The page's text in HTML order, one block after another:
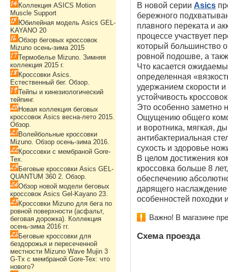
В новой серии Asics
бережного
плавного переката и
процессе участвует
который большинство
ровной подошве, а
Что касается
определенная
удержанием скорости и
устойчивость
Это особенно заметно
Ощущению общего
и воротника, мягкая,
антибактериальная
сухость и здоровье
В целом достижения
кроссовка больше 8
обеспечению
дарящего
особенностей походки
Важно! В магазине
Схема проезда
Коллекция ASICS Motion
Muscle Support
Юбилейная модель Asics GEL-
KAYANO 20
Обзор беговых кроссовок
Mizuno осень-зима 2015
Термобелье Mizuno. Зимняя
коллекция 2015 г.
Кроссовки Asics.
Естественный бег. Обзор.
Тейпы и кинезиологический
тейпинг.
Новая коллекция беговых
кроссовок Asics весна-лето 2015.
Обзор.
Волейбольные кроссовки
Mizuno. Обзор осень-зима 2016.
Кроссовки с мембраной Gore-
Tex.
Беговые кроссовки Asics GEL-
QUANTUM 360 2. Обзор.
Обзор новой модели беговых
кроссовок Asics Gel-Kayano 23.
Кроссовки Mizuno для бега по
ровной поверхности (асфальт,
беговая дорожка). Коллекция
осень-зима 2016 гг.
Беговые кроссовки для
бездорожья и пересеченной
местности Mizuno Wave Mujin 3
G-Tx с мембраной Gore-Tex: что
нового?